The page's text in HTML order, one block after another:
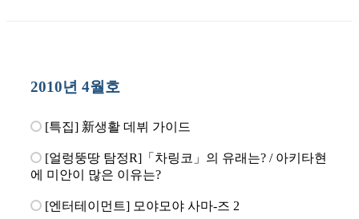
2010년 4월호
[특집] 新생활 데뷔 가이드
[얼렁뚱땅 탐정R]「차링코」의 유래는? / 아키타현
에 미안이 많은 이유는?
[엔터테이먼트] 모야모야 사마-즈 2